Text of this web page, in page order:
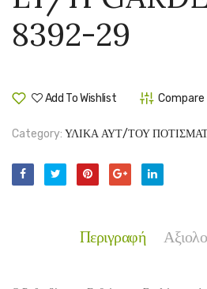
8392-29
Add To Wishlist Compare
Category: ΥΛΙΚΑ ΑΥΤ/ΤΟΥ
Περιγραφή